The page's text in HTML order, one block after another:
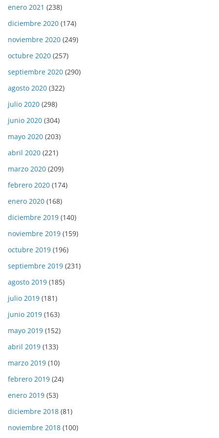
enero 2021 (238)
diciembre 2020 (174)
noviembre 2020 (249)
octubre 2020 (257)
septiembre 2020 (290)
agosto 2020 (322)
julio 2020 (298)
junio 2020 (304)
mayo 2020 (203)
abril 2020 (221)
marzo 2020 (209)
febrero 2020 (174)
enero 2020 (168)
diciembre 2019 (140)
noviembre 2019 (159)
octubre 2019 (196)
septiembre 2019 (231)
agosto 2019 (185)
julio 2019 (181)
junio 2019 (163)
mayo 2019 (152)
abril 2019 (133)
marzo 2019 (10)
febrero 2019 (24)
enero 2019 (53)
diciembre 2018 (81)
noviembre 2018 (100)